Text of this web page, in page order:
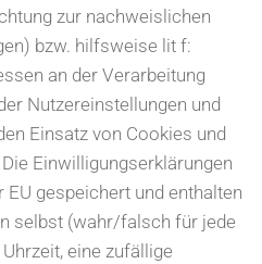
zur nachweislichen
bzw. hilfsweise lit f:
an der Verarbeitung
Nutzereinstellungen und
Einsatz von Cookies und
Einwilligungserklärungen
gespeichert und enthalten
selbst (wahr/falsch für jede
eine zufällige